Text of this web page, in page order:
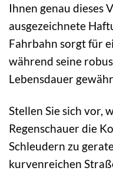
Ihnen genau dieses
ausgezeichnete
Fahrbahn sorgt für
während seine
Lebensdauer
Stellen Sie sich vor,
Regenschauer die
Schleudern zu
kurvenreichen